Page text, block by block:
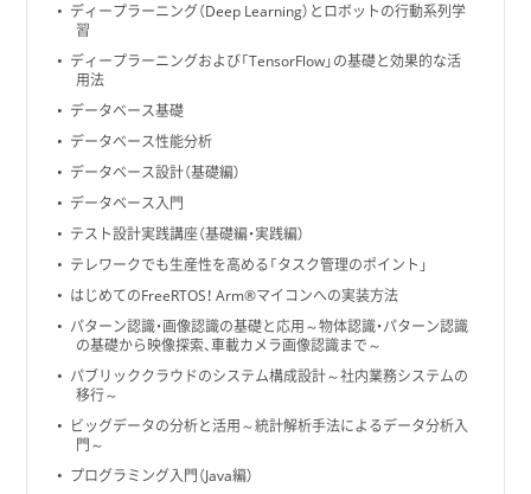
ディープラーニング（Deep Learning）とロボットの行動系列学
習
ディープラーニングおよび「TensorFlow」の基礎と効果的な活
用法
データベース基礎
データベース性能分析
データベース設計（基礎編）
データベース入門
テスト設計実践講座（基礎編・実践編）
テレワークでも生産性を高める「タスク管理のポイント」
はじめてのFreeRTOS！ Arm®マイコンへの実装方法
パターン認識・画像認識の基礎と応用～物体認識・パターン認識
の基礎から映像探索、車載カメラ画像認識まで～
パブリッククラウドのシステム構成設計～社内業務システムの
移行～
ビッグデータの分析と活用～統計解析手法によるデータ分析入
門～
プログラミング入門（Java編）